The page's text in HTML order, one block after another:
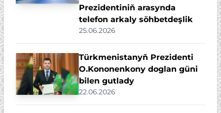
Prezidentiniň arasynda
telefon arkaly söhbetdeşlik
25.06.2026
Türkmenistanyň Prezidenti
O.Kononenkony doglan güni
bilen gutlady
22.06.2026